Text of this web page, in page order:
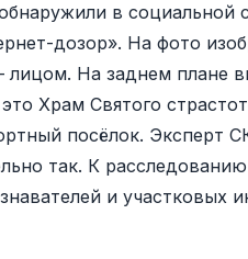
в социальной
дозор». На фото
лицом. На заднем плане
Храм Святого
посёлок. Эксперт
так. К
и участковых